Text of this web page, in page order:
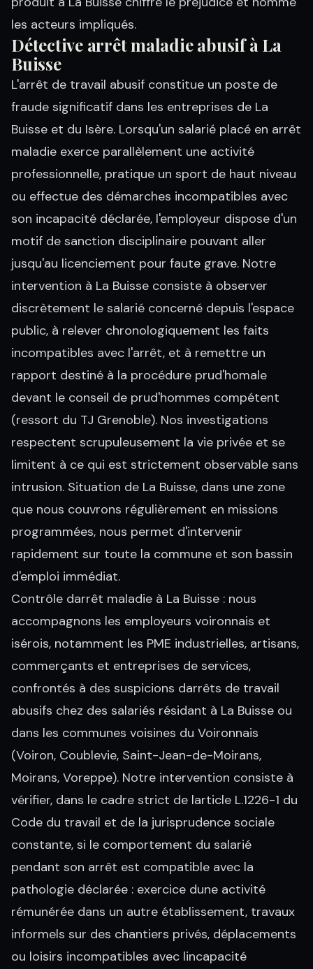
les acteurs impliqués.
Détective arrêt maladie abusif à La
Buisse
L'arrêt de travail abusif constitue un poste de
fraude significatif dans les entreprises de La
Buisse et du Isère. Lorsqu'un salarié placé en arrêt
maladie exerce parallèlement une activité
professionnelle, pratique un sport de haut niveau
ou effectue des démarches incompatibles avec
son incapacité déclarée, l'employeur dispose d'un
motif de sanction disciplinaire pouvant aller
jusqu'au licenciement pour faute grave. Notre
intervention à La Buisse consiste à observer
discrètement le salarié concerné depuis l'espace
public, à relever chronologiquement les faits
incompatibles avec l'arrêt, et à remettre un
rapport destiné à la procédure prud'homale
devant le conseil de prud'hommes compétent
(ressort du TJ Grenoble). Nos investigations
respectent scrupuleusement la vie privée et se
limitent à ce qui est strictement observable sans
intrusion. Situation de La Buisse, dans une zone
que nous couvrons régulièrement en missions
programmées, nous permet d'intervenir
rapidement sur toute la commune et son bassin
d'emploi immédiat.
Contrôle darrêt maladie à La Buisse : nous
accompagnons les employeurs voironnais et
isérois, notamment les PME industrielles, artisans,
commerçants et entreprises de services,
confrontés à des suspicions darrêts de travail
abusifs chez des salariés résidant à La Buisse ou
dans les communes voisines du Voironnais
(Voiron, Coublevie, Saint-Jean-de-Moirans,
Moirans, Voreppe). Notre intervention consiste à
vérifier, dans le cadre strict de larticle L.1226-1 du
Code du travail et de la jurisprudence sociale
constante, si le comportement du salarié
pendant son arrêt est compatible avec la
pathologie déclarée : exercice dune activité
rémunérée dans un autre établissement, travaux
informels sur des chantiers privés, déplacements
ou loisirs incompatibles avec lincapacité